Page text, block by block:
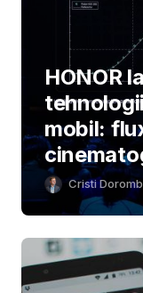
HONOR
mobil:
Cristi